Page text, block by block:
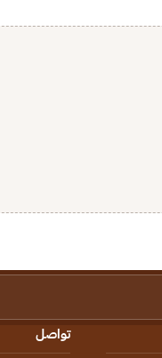
تواصل